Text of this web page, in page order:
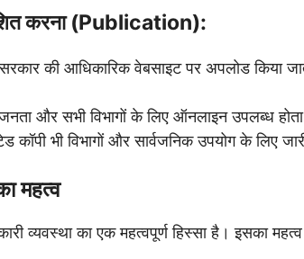
करना (Publication):
की आधिकारिक वेबसाइट पर अपलोड किया
और सभी विभागों के लिए ऑनलाइन उपलब्ध
कॉपी भी विभागों और सार्वजनिक उपयोग के लिए
महत्व
व्यवस्था का एक महत्वपूर्ण हिस्सा है। इसका